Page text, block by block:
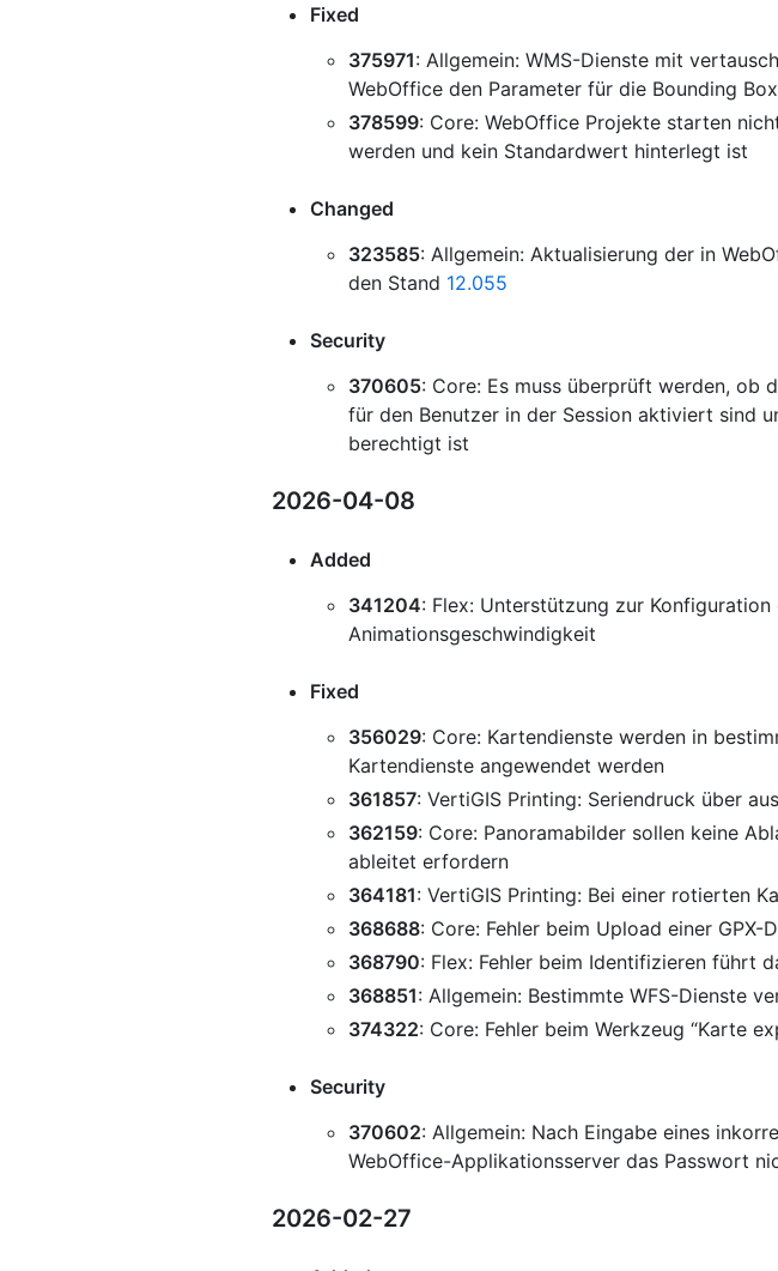
Fixed
375971: Allgemein: WMS-Dienste mit
WebOffice den Parameter für die Bounding
378599: Core: WebOffice Projekte starten
werden und kein Standardwert hinterlegt ist
Changed
323585: Allgemein: Aktualisierung der in
den Stand 12.055
Security
370605: Core: Es muss überprüft werden, ob
für den Benutzer in der Session aktiviert sind
berechtigt ist
2026-04-08
Added
341204: Flex: Unterstützung zur
Animationsgeschwindigkeit
Fixed
356029: Core: Kartendienste werden in
Kartendienste angewendet werden
361857: VertiGIS Printing: Seriendruck über
362159: Core: Panoramabilder sollen keine
ableitet erfordern
364181: VertiGIS Printing: Bei einer rotierten
368688: Core: Fehler beim Upload einer GPX-
368790: Flex: Fehler beim Identifizieren führt
368851: Allgemein: Bestimmte WFS-Dienste
374322: Core: Fehler beim Werkzeug “Karte
Security
370602: Allgemein: Nach Eingabe eines
WebOffice-Applikationsserver das Passwort
2026-02-27